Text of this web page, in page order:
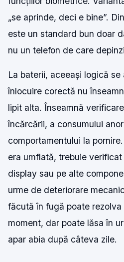
„se aprinde, deci e bine”.
este un standard bun doar
nu un telefon de care
La baterii, aceeași logică
înlocuire corectă nu
lipit alta. Înseamnă
încărcării, a consumului
comportamentului la
era umflată, trebuie
display sau pe alte
urme de deteriorare
făcută în fugă poate rezolva
moment, dar poate lăsa în
apar abia după câteva zile.